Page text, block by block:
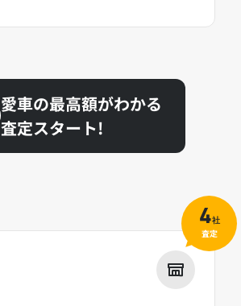
愛車の最高額がわかる
査定スタート!
4社
査定